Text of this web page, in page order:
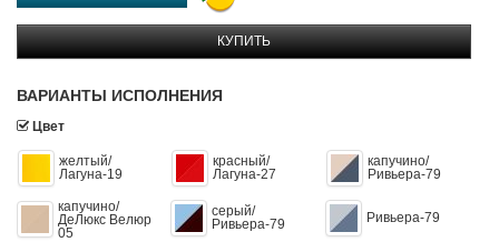
КУПИТЬ
ВАРИАНТЫ ИСПОЛНЕНИЯ
Цвет
желтый/
Лагуна-19
красный/
Лагуна-27
капучино/
Ривьера-79
капучино/
ДеЛюкс Велюр
05
серый/
Ривьера-79
Ривьера-79